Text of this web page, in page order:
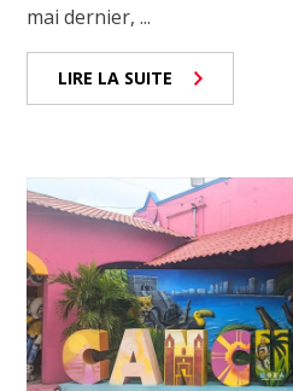
mai dernier, ...
LIRE LA SUITE